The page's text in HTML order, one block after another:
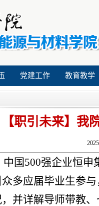
党建工作 教育教学
【职引未来】我
中国500强企业恒
多应届毕业生参
并详解导师带教